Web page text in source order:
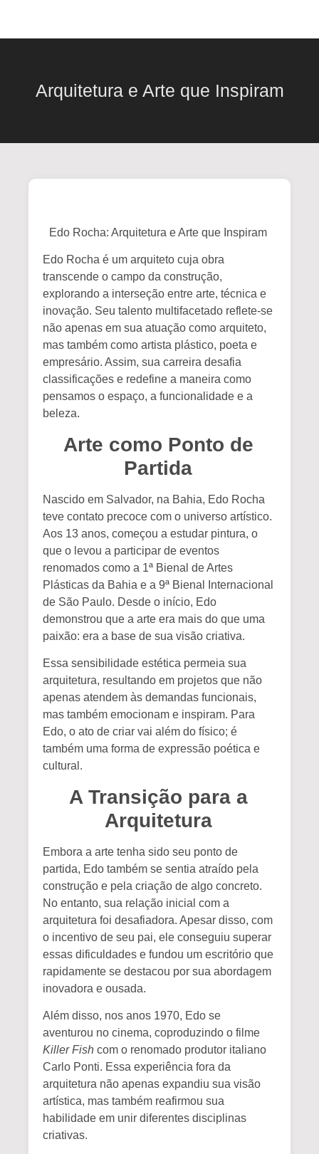
Arquitetura e Arte que Inspiram
Edo Rocha: Arquitetura e Arte que Inspiram
Edo Rocha é um arquiteto cuja obra
transcende o campo da construção,
explorando a interseção entre arte, técnica e
inovação. Seu talento multifacetado reflete-se
não apenas em sua atuação como arquiteto,
mas também como artista plástico, poeta e
empresário. Assim, sua carreira desafia
classificações e redefine a maneira como
pensamos o espaço, a funcionalidade e a
beleza.
Arte como Ponto de
Partida
Nascido em Salvador, na Bahia, Edo Rocha
teve contato precoce com o universo artístico.
Aos 13 anos, começou a estudar pintura, o
que o levou a participar de eventos
renomados como a 1ª Bienal de Artes
Plásticas da Bahia e a 9ª Bienal Internacional
de São Paulo. Desde o início, Edo
demonstrou que a arte era mais do que uma
paixão: era a base de sua visão criativa.
Essa sensibilidade estética permeia sua
arquitetura, resultando em projetos que não
apenas atendem às demandas funcionais,
mas também emocionam e inspiram. Para
Edo, o ato de criar vai além do físico; é
também uma forma de expressão poética e
cultural.
A Transição para a
Arquitetura
Embora a arte tenha sido seu ponto de
partida, Edo também se sentia atraído pela
construção e pela criação de algo concreto.
No entanto, sua relação inicial com a
arquitetura foi desafiadora. Apesar disso, com
o incentivo de seu pai, ele conseguiu superar
essas dificuldades e fundou um escritório que
rapidamente se destacou por sua abordagem
inovadora e ousada.
Além disso, nos anos 1970, Edo se
aventurou no cinema, coproduzindo o filme
Killer Fish com o renomado produtor italiano
Carlo Ponti. Essa experiência fora da
arquitetura não apenas expandiu sua visão
artística, mas também reafirmou sua
habilidade em unir diferentes disciplinas
criativas.